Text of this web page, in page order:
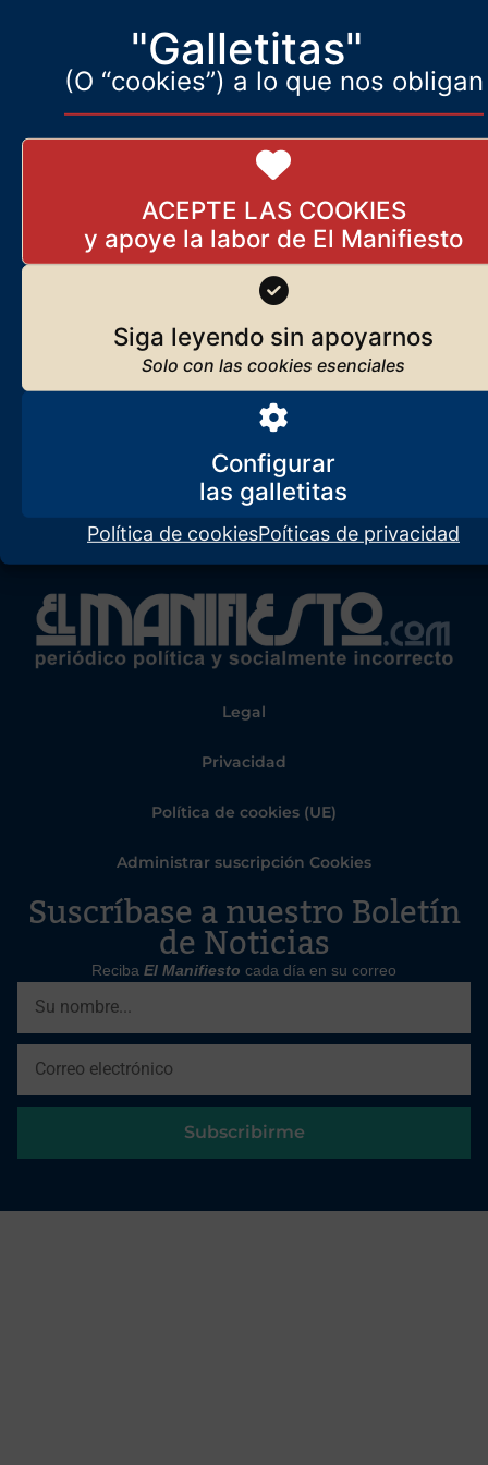
"Galletitas"
(O “cookies”) a lo que nos obligan
ACEPTE LAS COOKIES
Siga leyendo sin apoyarnos
Configurar
Política de cookiesPoíticas de privacidad
Legal
Privacidad
Política de cookies (UE)
Administrar suscripción Cookies
Suscríbase a nuestro Boletín
de Noticias
Reciba El Manifiesto cada día en su correo
Subscribirme